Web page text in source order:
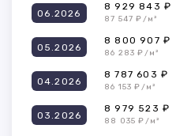
06.2026
8 929 843 ₽
87 547 ₽/м²
05.2026
8 800 907 ₽
86 283 ₽/м²
04.2026
8 787 603 ₽
86 153 ₽/м²
03.2026
8 979 523 ₽
88 035 ₽/м²